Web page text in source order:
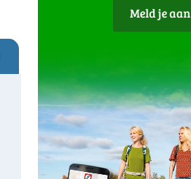
Meld je aan